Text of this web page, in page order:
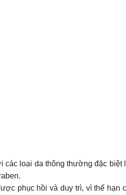
loại da thông thường đặc
phục hồi và duy trì, vì thế hạn